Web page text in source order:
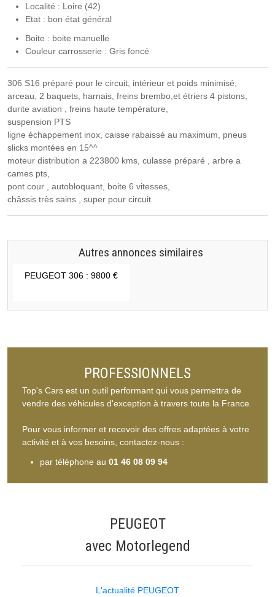
Localité : Loire (42)
Etat : bon état général
Boite : boite manuelle
Couleur carrosserie : Gris foncé
306 S16 préparé pour le circuit, intérieur et poids minimisé,
arceau, 2 baquets, harnais, freins brembo,et étriers 4 pistons,
durite aviation , freins haute température,
suspension PTS
ligne échappement inox, caisse rabaissé au maximum, pneus
slicks montées en 15^^
moteur distribution a 223800 kms, culasse préparé , arbre a
cames pts,
pont cour , autobloquant, boite 6 vitesses,
châssis très sains , super pour circuit
Autres annonces similaires
PEUGEOT 306 : 9800 €
PROFESSIONNELS
Top's Cars est un outil performant qui vous permettra de
vendre des véhicules d'exception à travers toute la France.
Pour vous informer et recevoir des offres adaptées à votre
activité et à vos besoins, contactez-nous :
par téléphone au 01 46 08 09 94
PEUGEOT
avec Motorlegend
L'actualité PEUGEOT